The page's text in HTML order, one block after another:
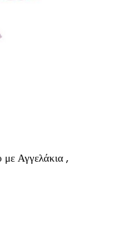
με Αγγελάκια ,